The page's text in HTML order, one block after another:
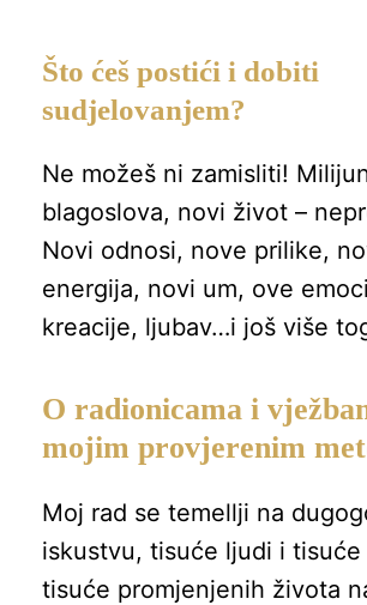
Što ćeš postići i dobiti
sudjelovanjem?
Ne možeš ni zamisliti!
blagoslova, novi život –
Novi odnosi, nove prilike,
energija, novi um, ove
kreacije, ljubav…i još više
O radionicama i
mojim provjerenim
Moj rad se temellji na
iskustvu, tisuće ljudi i tisuće
tisuće promjenjenih života